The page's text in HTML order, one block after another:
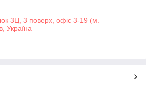
3Ц, 3 поверх, офіс 3-19 (м.
Україна